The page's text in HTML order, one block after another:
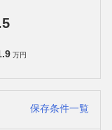
万円
保存条件一覧